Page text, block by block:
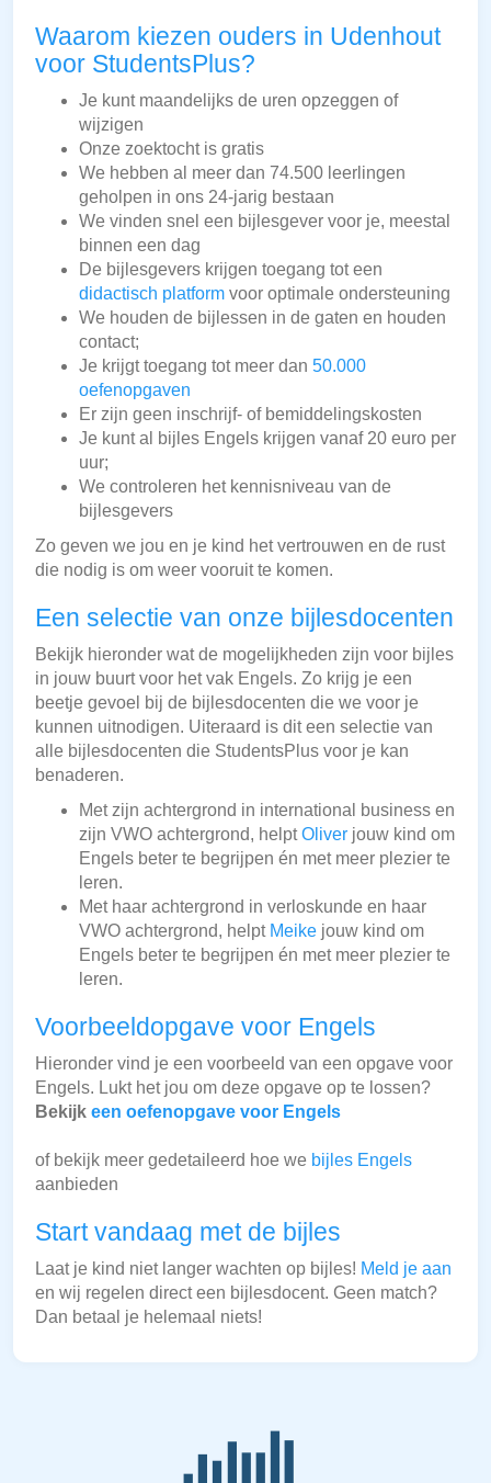
Waarom kiezen ouders in Udenhout
voor StudentsPlus?
Je kunt maandelijks de uren opzeggen of
wijzigen
Onze zoektocht is gratis
We hebben al meer dan 74.500 leerlingen
geholpen in ons 24-jarig bestaan
We vinden snel een bijlesgever voor je, meestal
binnen een dag
De bijlesgevers krijgen toegang tot een
didactisch platform voor optimale ondersteuning
We houden de bijlessen in de gaten en houden
contact;
Je krijgt toegang tot meer dan 50.000
oefenopgaven
Er zijn geen inschrijf- of bemiddelingskosten
Je kunt al bijles Engels krijgen vanaf 20 euro per
uur;
We controleren het kennisniveau van de
bijlesgevers
Zo geven we jou en je kind het vertrouwen en de rust
die nodig is om weer vooruit te komen.
Een selectie van onze bijlesdocenten
Bekijk hieronder wat de mogelijkheden zijn voor bijles
in jouw buurt voor het vak Engels. Zo krijg je een
beetje gevoel bij de bijlesdocenten die we voor je
kunnen uitnodigen. Uiteraard is dit een selectie van
alle bijlesdocenten die StudentsPlus voor je kan
benaderen.
Met zijn achtergrond in international business en
zijn VWO achtergrond, helptOliver jouw kind om
Engels beter te begrijpen én met meer plezier te
leren.
Met haar achtergrond in verloskunde en haar
VWO achtergrond, helpt Meike jouw kind om
Engels beter te begrijpen én met meer plezier te
leren.
Voorbeeldopgave voor Engels
Hieronder vind je een voorbeeld van een opgave voor
Engels. Lukt het jou om deze opgave op te lossen?
Bekijk een oefenopgave voor Engels
of bekijk meer gedetaileerd hoe we bijles Engels
aanbieden
Start vandaag met de bijles
Laat je kind niet langer wachten op bijles! Meld je aan
en wij regelen direct een bijlesdocent. Geen match?
Dan betaal je helemaal niets!